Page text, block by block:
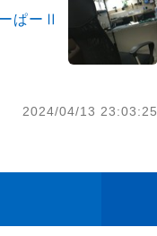
ぱーⅡ
2024/04/13 23:03:25